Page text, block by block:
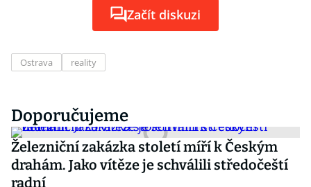
Začít diskuzi
Ostrava reality
Doporučujeme
Železniční zakázka století míří k Českým
drahám. Jako vítěze je schválili středočeští
radní